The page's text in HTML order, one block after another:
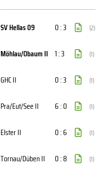
SV Hellas 09 0 : 3 (2)
Möhlau/Obaum II 1 : 3 (1)
GHC II 0 : 3 (1)
Pra/Eut/See II 6 : 0 (1)
Elster II 0 : 6 (1)
Tornau/Düben II 0 : 8 (1)